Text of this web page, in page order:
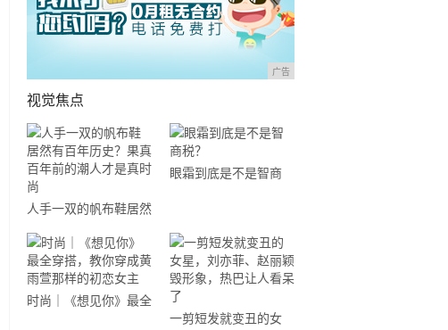
广告
视觉焦点
人手一双的帆布鞋居然
有百年历史？果真百年
前的潮人才是真时尚
眼霜到底是不是智商
时尚｜《想见你》最全
一剪短发就变丑的女